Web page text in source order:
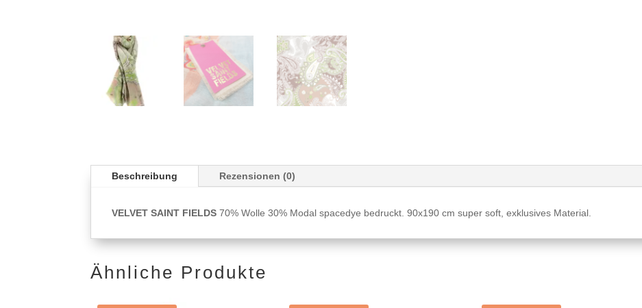
Beschreibung Rezensionen (0)
VELVET SAINT FIELDS 70% Wolle 30% Modal spacedye bedruckt. 90x190 cm super soft, exklusives Material.
Ähnliche Produkte